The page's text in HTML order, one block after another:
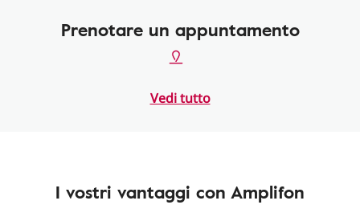
Prenotare un appuntamento
Vedi tutto
I vostri vantaggi con Amplifon